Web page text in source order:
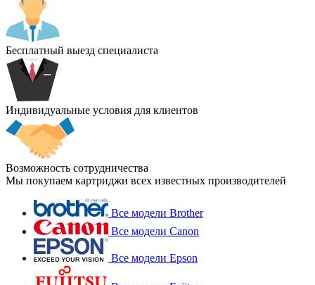
Бесплатный выезд специалиста
Индивидуальные условия для клиентов
Возможность сотрудничества
Мы покупаем картриджи всех известных производителей
Все модели Brother
Все модели Canon
Все модели Epson